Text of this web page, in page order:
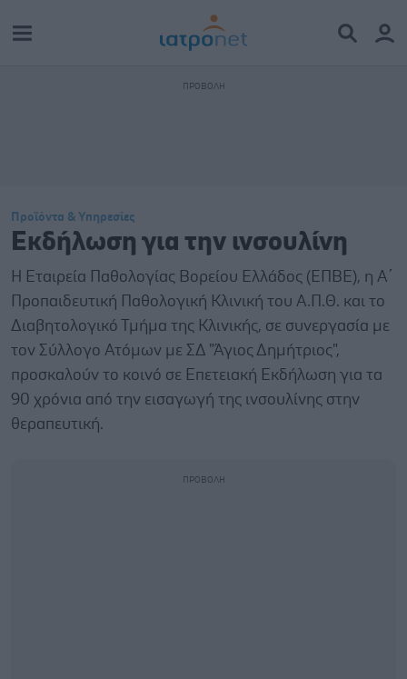
Προϊόντα & Υπηρεσίες
Εκδήλωση για την ινσουλίνη
Η Εταιρεία Παθολογίας Βορείου Ελλάδος (ΕΠΒΕ), η Α΄
Προπαιδευτική Παθολογική Κλινική του Α.Π.Θ. και το
Διαβητολογικό Τμήμα της Κλινικής, σε συνεργασία με
τον Σύλλογο Ατόμων με ΣΔ "Άγιος Δημήτριος",
προσκαλούν το κοινό σε Επετειακή Εκδήλωση για τα
90 χρόνια από την εισαγωγή της ινσουλίνης στην
θεραπευτική.